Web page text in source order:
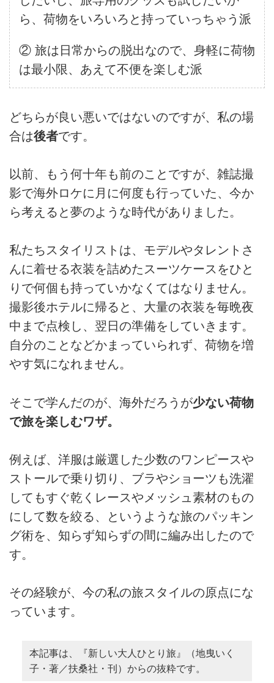
ら、荷物をいろいろと持っていっちゃう派
② 旅は日常からの脱出なので、身軽に荷物
は最小限、あえて不便を楽しむ派
どちらが良い悪いではないのですが、私の場
合は後者です。
以前、もう何十年も前のことですが、雑誌撮
影で海外ロケに月に何度も行っていた、今か
ら考えると夢のような時代がありました。
私たちスタイリストは、モデルやタレントさ
んに着せる衣装を詰めたスーツケースをひと
りで何個も持っていかなくてはなりません。
撮影後ホテルに帰ると、大量の衣装を毎晩夜
中まで点検し、翌日の準備をしていきます。
自分のことなどかまっていられず、荷物を増
やす気になれません。
そこで学んだのが、海外だろうが少ない荷物
で旅を楽しむワザ。
例えば、洋服は厳選した少数のワンピースや
ストールで乗り切り、ブラやショーツも洗濯
してもすぐ乾くレースやメッシュ素材のもの
にして数を絞る、というような旅のパッキン
グ術を、知らず知らずの間に編み出したので
す。
その経験が、今の私の旅スタイルの原点にな
っています。
本記事は、『新しい大人ひとり旅』（地曳いく
子・著／扶桑社・刊）からの抜粋です。